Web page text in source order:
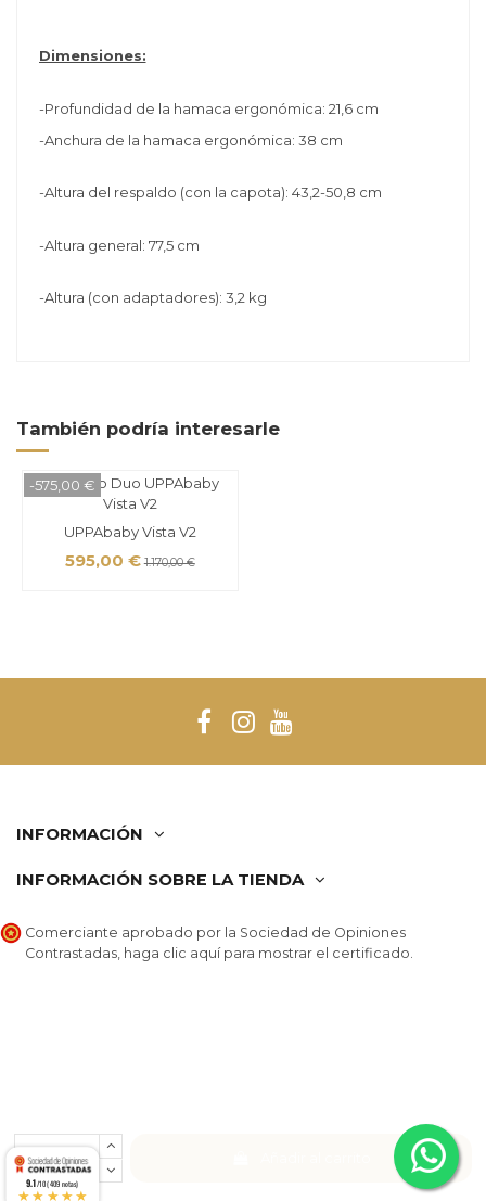
Dimensiones:
-Profundidad de la hamaca ergonómica: 21,6 cm
-Anchura de la hamaca ergonómica: 38 cm
-Altura del respaldo (con la capota): 43,2-50,8 cm
-Altura general: 77,5 cm
-Altura (con adaptadores): 3,2 kg
También podría interesarle
-575,00 €
UPPAbaby Vista V2
595,00 € 1.170,00 €
INFORMACIÓN
INFORMACIÓN SOBRE LA TIENDA
Comerciante aprobado por la Sociedad de Opiniones
Contrastadas, haga clic aquí para mostrar el certificado
9.1/10 (409 notas)
★★★★★